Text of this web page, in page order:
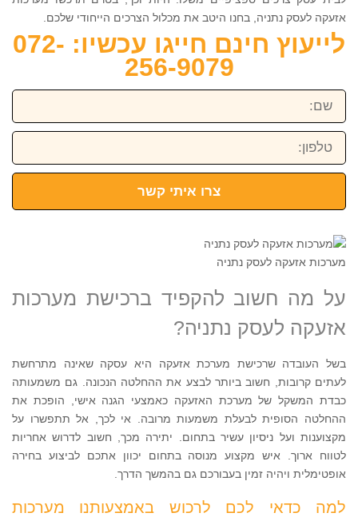
אזעקה לעסק נתניה, בחנו היטב את מכלול הצרכים הייחודי שלכם.
לייעוץ חינם חייגו עכשיו: 072-
256-9079
שם:
טלפון:
צרו איתי קשר
מערכות אזעקה לעסק נתניה
על מה חשוב להקפיד ברכישת מערכות
אזעקה לעסק נתניה?
בשל העובדה שרכישת מערכת אזעקה היא עסקה שאינה מתרחשת
לעתים קרובות, חשוב ביותר לבצע את ההחלטה הנכונה. גם משמעותה
כבדת המשקל של מערכת האזעקה כאמצעי הגנה אישי, הופכת את
ההחלטה הסופית לבעלת משמעות מרובה. אי לכך, אל תתפשרו על
מקצוענות ועל ניסיון עשיר בתחום. יתירה מכך, חשוב לדרוש אחריות
לטווח ארוך. איש מקצוע מנוסה בתחום יכוון אתכם לביצוע בחירה
אופטימלית ויהיה זמין בעבורכם גם בהמשך הדרך.
למה כדאי לכם לרכוש באמצעותנו מערכות